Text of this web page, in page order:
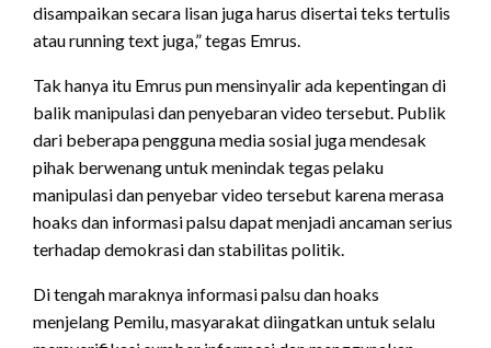
disampaikan secara lisan juga harus disertai teks tertulis
atau running text juga,” tegas Emrus.
Tak hanya itu Emrus pun mensinyalir ada kepentingan di
balik manipulasi dan penyebaran video tersebut. Publik
dari beberapa pengguna media sosial juga mendesak
pihak berwenang untuk menindak tegas pelaku
manipulasi dan penyebar video tersebut karena merasa
hoaks dan informasi palsu dapat menjadi ancaman serius
terhadap demokrasi dan stabilitas politik.
Di tengah maraknya informasi palsu dan hoaks
menjelang Pemilu, masyarakat diingatkan untuk selalu